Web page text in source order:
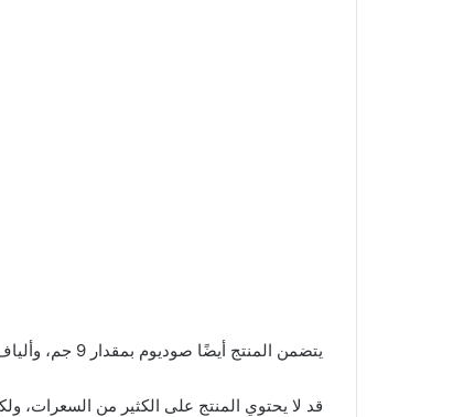
يتضمن المنتج أيضًا صوديوم بمقدار 9 جم، وألياف بمقدار 1.03 جم، وسكر بمقدار 0.18 جم، ويحتوي المنتج أيضًا على كالسيوم بمقدار 8 جم، وحديد بمقدار 1.4 جم.
قد لا يحتوي المنتج على الكثير من السعرات،